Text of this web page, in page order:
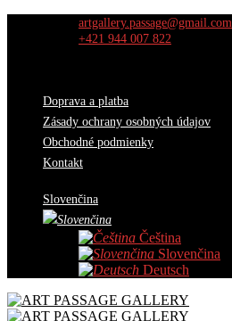
artgallery.passage@gmail.com
+421 944 007 822
Doprava a platba
Zásady ochrany osobných údajov
Obchodné podmienky
Kontakt
Slovenčina
Čeština
Slovenčina
Deutsch